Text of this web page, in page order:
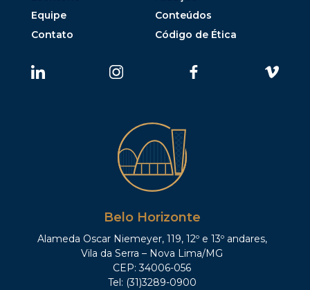
Equipe
Conteúdos
Contato
Código de Ética
Belo Horizonte
Alameda Oscar Niemeyer, 119, 12º e 13º andares,
Vila da Serra – Nova Lima/MG
CEP: 34006-056
Tel: (31)3289-0900